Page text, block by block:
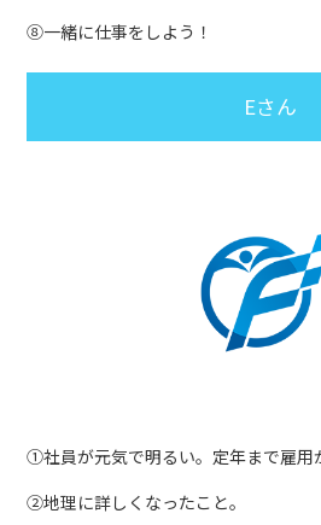
⑧一緒に仕事をしよう！
Eさん
①社員が元気で明るい。定年まで雇用
②地理に詳しくなったこと。